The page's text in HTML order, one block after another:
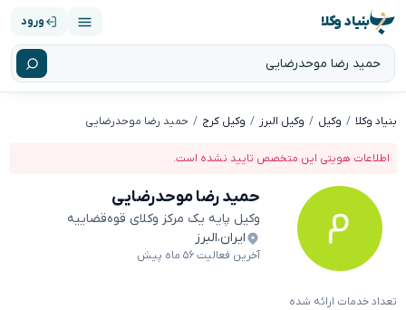
بنیاد وکلا ورود
بنیاد وکلا وکیل وکیل البرز وکیل کرج حمید رضا موحدرضایی
اطلاعات هویتی این متخصص تایید نشده است.
حمید رضا موحدرضایی
وکیل پایه یک مرکز وکلای قوه‌قضاییه
ایران،البرز
آخرین فعالیت ۵۶ ماه پیش
تعداد خدمات ارائه شده